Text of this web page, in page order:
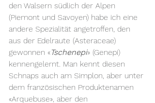
den Walsern südlich der Alpen
(Piemont und Savoyen) habe ich eine
andere Spezialität angetroffen, den
aus der Edelraute (Asteraceae)
gewonnen «Tschenepi» (Genepi)
kennengelernt. Man kennt diesen
Schnaps auch am Simplon, aber unter
dem französischen Produktenamen
«Arquebuse», aber den